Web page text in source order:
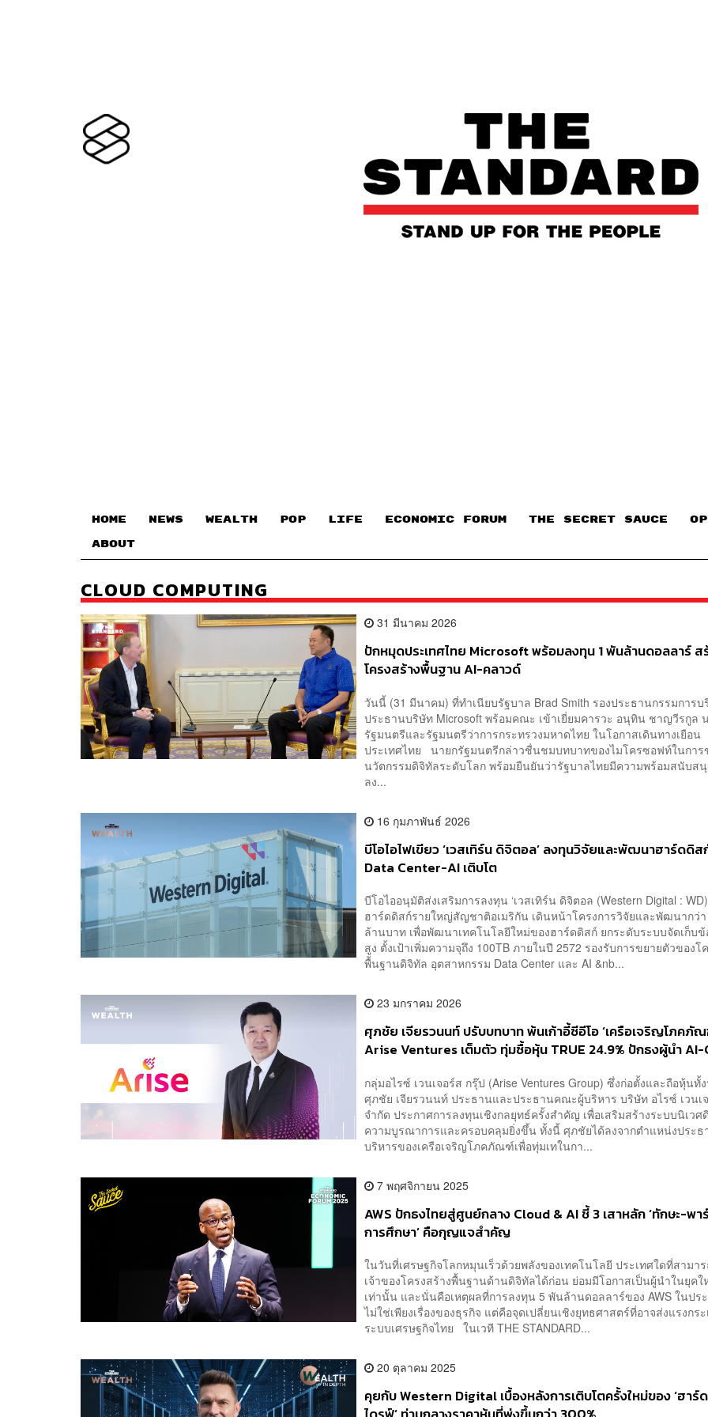
HOME NEWS WEALTH POP LIFE ECONOMIC FORUM THE SECRET SAUCE​
ABOUT
CLOUD COMPUTING
31 มีนาคม 2026
ปักหมุดประเทศไทย Microsoft พร้อมลงทุน 1 พันล้านดอลลาร์ ส
โครงสร้างพื้นฐาน AI-คลาวด์
วันนี้ (31 มีนาคม) ที่ทำเนียบรัฐบาล Brad Smith รองประธานกรรมการ
ประธานบริษัท Microsoft พร้อมคณะ เข้าเยี่ยมคารวะ อนุทิน ชาญวีรกูล
รัฐมนตรีและรัฐมนตรีว่าการกระทรวงมหาดไทย ในโอกาสเดินทางเยือน
ประเทศไทย นายกรัฐมนตรีกล่าวชื่นชมบทบาทของไมโครซอฟท์ในการ
นวัตกรรมดิจิทัลระดับโลก พร้อมยืนยันว่ารัฐบาลไทยมีความพร้อมสนับส
ลง...
16 กุมภาพันธ์ 2026
บีโอไอไฟเขียว ‘เวสเทิร์น ดิจิตอล’ ลงทุนวิจัยและพัฒนาฮาร์ดดิ
Data Center-AI เติบโต
บีโอไออนุมัติส่งเสริมการลงทุน ‘เวสเทิร์น ดิจิตอล (Western Digital :
ฮาร์ดดิสก์รายใหญ่สัญชาติอเมริกัน เดินหน้าโครงการวิจัยและพัฒนากว่า
ล้านบาท เพื่อพัฒนาเทคโนโลยีใหม่ของฮาร์ดดิสก์ ยกระดับระบบจัดเก็บ
สูง ตั้งเป้าเพิ่มความจุถึง 100TB ภายในปี 2572 รองรับการขยายตัวของโ
พื้นฐานดิจิทัล อุตสาหกรรม Data Center และ AI &nb...
23 มกราคม 2026
ศุภชัย เจียรวนนท์ ปรับบทบาท พ้นเก้าอี้ซีอีโอ ‘เครือเจริญโภคภั
Arise Ventures เต็มตัว ทุ่มซื้อหุ้น TRUE 24.9% ปักธงผู้นำ
กลุ่มอไรซ์ เวนเจอร์ส กรุ๊ป (Arise Ventures Group) ซึ่งก่อตั้งและถือหุ้นทั้
ศุภชัย เจียรวนนท์ ประธานและประธานคณะผู้บริหาร บริษัท อไรซ์ เวนเ
จำกัด ประกาศการลงทุนเชิงกลยุทธ์ครั้งสำคัญ เพื่อเสริมสร้างระบบนิเว
ความบูรณาการและครอบคลุมยิ่งขึ้น ทั้งนี้ ศุภชัยได้ลงจากตำแหน่งประ
บริหารของเครือเจริญโภคภัณฑ์เพื่อทุ่มเทในกา...
7 พฤศจิกายน 2025
AWS ปักธงไทยสู่ศูนย์กลาง Cloud & AI ชี้ 3 เสาหลัก ‘ทักษะ-พา
การศึกษา’ คือกุญแจสำคัญ
ในวันที่เศรษฐกิจโลกหมุนเร็วด้วยพลังของเทคโนโลยี ประเทศใดที่สามา
เจ้าของโครงสร้างพื้นฐานด้านดิจิทัลได้ก่อน ย่อมมีโอกาสเป็นผู้นำในยุค
เท่านั้น และนั่นคือเหตุผลที่การลงทุน 5 พันล้านดอลลาร์ของ AWS ในปร
ไม่ใช่เพียงเรื่องของธุรกิจ แต่คือจุดเปลี่ยนเชิงยุทธศาสตร์ที่อาจส่งแรงกร
ระบบเศรษฐกิจไทย ในเวที THE STANDARD...
20 ตุลาคม 2025
คุยกับ Western Digital เบื้องหลังการเติบโตครั้งใหม่ของ ‘ฮาร์